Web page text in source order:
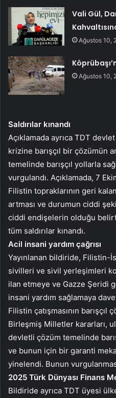
Vali Gül,
Ağustos 10,
Ağustos 10,
Saldırılar kınandı
Açıklamada ayrıca TDT
krizine barışçıl bir çözümün
temelinde barışçıl yollarla
vurgulandı. Açıklamada, 7
Filistin topraklarının geri
artması ve durumun ciddi
ciddi endişelerin olduğu
tüm saldırılar kınandı.
Acil insani yardım çağrısı
Yayınlanan bildiride, Filistin-
sivilleri ve sivil yerleşimleri
ilan etmeye ve Gazze Şeridi
insani yardım sağlamaya
Filistin çatışmasının barışçıl
Birleşmiş Milletler kararları,
devletli çözüm temelinde
ve bunun için bir garanti
yinelendi. Bunun
2025 Türk Dünyası Finans
Bildiride ayrıca TDT üyesi